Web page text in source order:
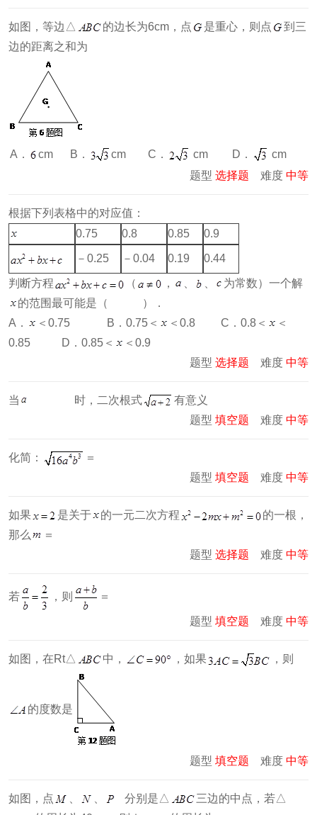
如图，等边△ 的边长为6cm，点 是重心，则点
到三
边的距离之和为
A． cm B． cm C． cm D．
cm
题型 选择题 难度 中等
根据下列表格中的对应值：
0.75
0.8 0.85 0.9
－0.25 －0.04 0.19 0.44
判断方程 （ ，
为常数）一个解
的范围最可能是（ ）．
A．
＜0.75 B．0.75＜ ＜0.8 C．0.8＜
＜
0.85 D．0.85＜
＜0.9
题型 选择题 难度 中等
当 时，二次根式
有意义
题型 填空题 难度 中等
化简：
＝
题型 填空题 难度 中等
如果 是关于 的一元二次方程
的一根，
那么
＝
题型 选择题 难度 中等
若 ，则 ＝
题型 填空题 难度 中等
如图，在Rt△ 中， ，如果 ，则
的度数是
题型 填空题 难度 中等
如图，点 分别是△
三边的中点，若△